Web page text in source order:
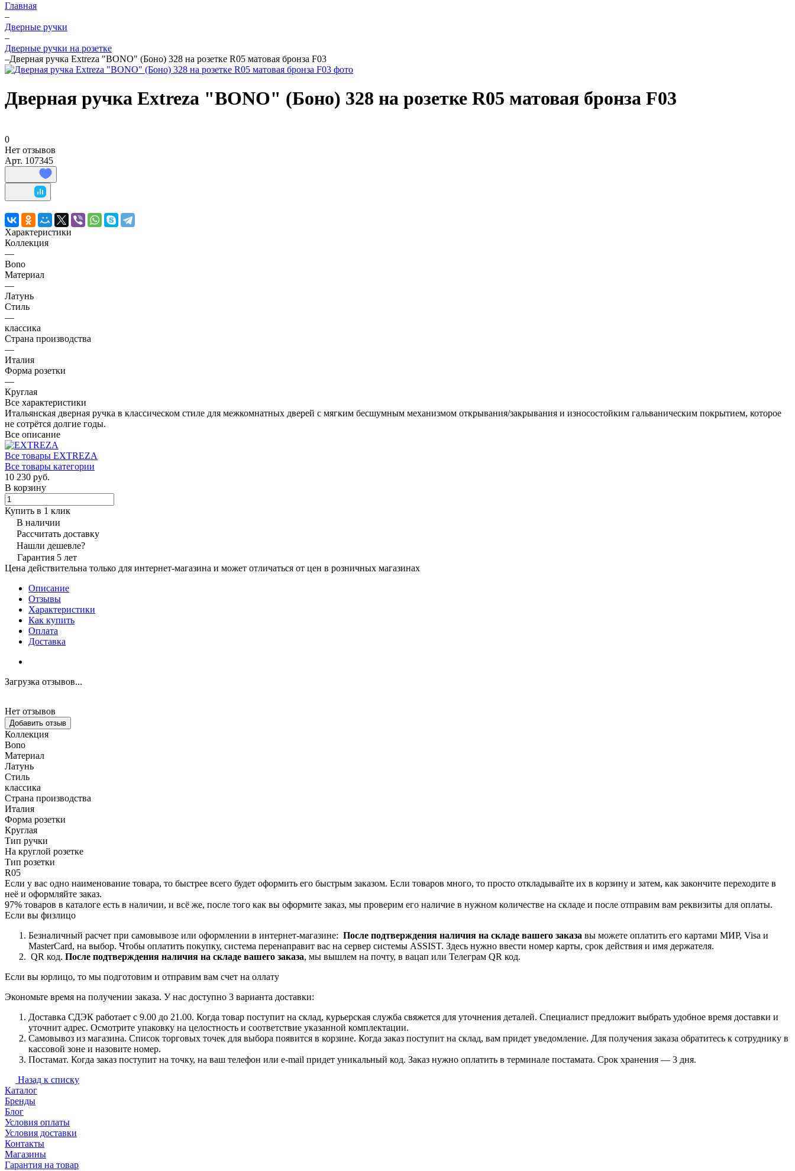
Главная
–
Дверные ручки
–
Дверные ручки на розетке
–Дверная ручка Extreza "BONO" (Боно) 328 на розетке R05 матовая бронза F03
Дверная ручка Extreza "BONO" (Боно) 328 на розетке R05 матовая бронза F03
0
Нет отзывов
Арт. 107345
Характеристики
Коллекция
—
Bono
Материал
—
Латунь
Стиль
—
классика
Страна производства
—
Италия
Форма розетки
—
Круглая
Все характеристики
Итальянская дверная ручка в классическом стиле для межкомнатных дверей с мягким бесшумным механизмом открывания/закрывания и износостойким гальваническим покрытием, которое
не сотрётся долгие годы.
Все описание
Все товары EXTREZA
Все товары категории
10 230 руб.
В корзину
Купить в 1 клик
В наличии
Рассчитать доставку
Нашли дешевле?
Гарантия 5 лет
Цена действительна только для интернет-магазина и может отличаться от цен в розничных магазинах
Описание
Отзывы
Характеристики
Как купить
Оплата
Доставка
Загрузка отзывов...
Нет отзывов
Добавить отзыв
Коллекция
Bono
Материал
Латунь
Стиль
классика
Страна производства
Италия
Форма розетки
Круглая
Тип ручки
На круглой розетке
Тип розетки
R05
Если у вас одно наименование товара, то быстрее всего будет оформить его быстрым заказом. Если товаров много, то просто откладывайте их в корзину и затем, как закончите переходите в
неё и оформляйте заказ.
97% товаров в каталоге есть в наличии, и всё же, после того как вы оформите заказ, мы проверим его наличие в нужном количестве на складе и после отправим вам реквизиты для оплаты.
Если вы физлицо
Безналичный расчет при самовывозе или оформлении в интернет-магазине: После подтверждения наличия на складе вашего заказа вы можете оплатить его картами МИР, Visa и
MasterCard, на выбор. Чтобы оплатить покупку, система перенаправит вас на сервер системы ASSIST. Здесь нужно ввести номер карты, срок действия и имя держателя.
QR код. После подтверждения наличия на складе вашего заказа, мы вышлем на почту, в вацап или Телеграм QR код.
Если вы юрлицо, то мы подготовим и отправим вам счет на оллату
Экономьте время на получении заказа. У нас доступно 3 варианта доставки:
Доставка СДЭК работает с 9.00 до 21.00. Когда товар поступит на склад, курьерская служба свяжется для уточнения деталей. Специалист предложит выбрать удобное время доставки и
уточнит адрес. Осмотрите упаковку на целостность и соответствие указанной комплектации.
Самовывоз из магазина. Список торговых точек для выбора появится в корзине. Когда заказ поступит на склад, вам придет уведомление. Для получения заказа обратитесь к сотруднику в
кассовой зоне и назовите номер.
Постамат. Когда заказ поступит на точку, на ваш телефон или e-mail придет уникальный код. Заказ нужно оплатить в терминале постамата. Срок хранения — 3 дня.
Назад к списку
Каталог
Бренды
Блог
Условия оплаты
Условия доставки
Контакты
Магазины
Гарантия на товар